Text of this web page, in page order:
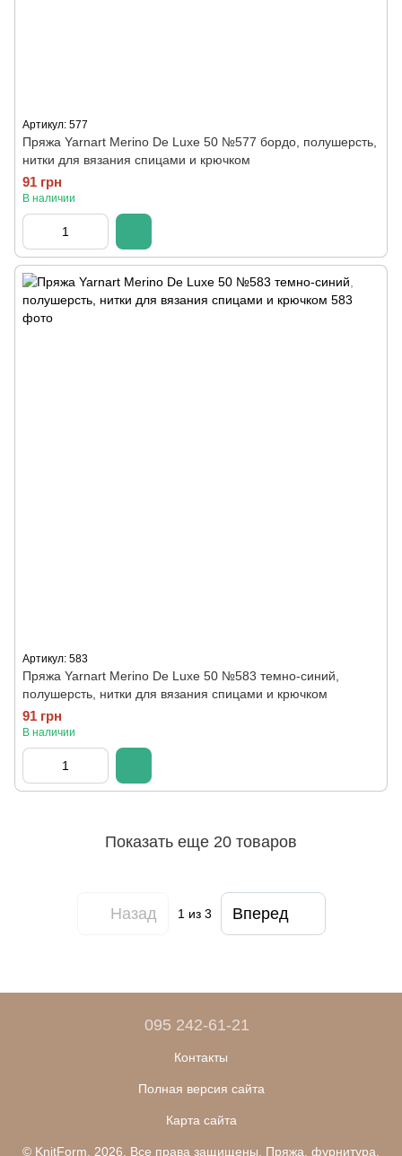
Артикул: 577
Пряжа Yarnart Merino De Luxe 50 №577 бордо, полушерсть,
нитки для вязания спицами и крючком
91 грн
В наличии
Артикул: 583
Пряжа Yarnart Merino De Luxe 50 №583 темно-синий,
полушерсть, нитки для вязания спицами и крючком
91 грн
В наличии
Показать еще 20 товаров
Назад 1 из 3 Вперед
095 242-61-21
Контакты
Полная версия сайта
Карта сайта
© KnitForm, 2026. Все права защищены. Пряжа, фурнитура,